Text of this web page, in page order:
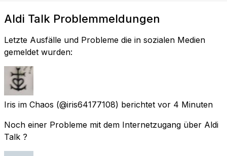
Aldi Talk Problemmeldungen
Letzte Ausfälle und Probleme die in sozialen Medien
gemeldet wurden:
Iris im Chaos (@iris64177108) berichtet vor 4 Minuten
Noch einer Probleme mit dem Internetzugang über Aldi
Talk ?